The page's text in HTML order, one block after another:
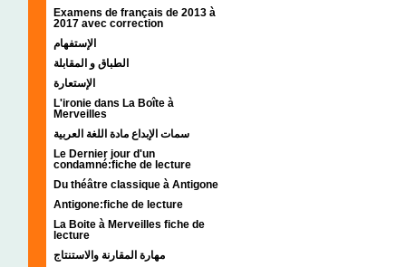
Examens de français de 2013 à
2017 avec correction
الإستفهام
الطباق و المقابلة
الإستعارة
L'ironie dans La Boîte à
Merveilles
سمات الإبداع مادة اللغة العربية
Le Dernier jour d'un
condamné:fiche de lecture
Du théâtre classique à Antigone
Antigone:fiche de lecture
La Boite à Merveilles fiche de
lecture
مهارة المقارنة والاستنتاج